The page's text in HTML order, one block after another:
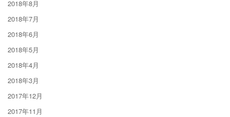
2018年8月
2018年7月
2018年6月
2018年5月
2018年4月
2018年3月
2017年12月
2017年11月